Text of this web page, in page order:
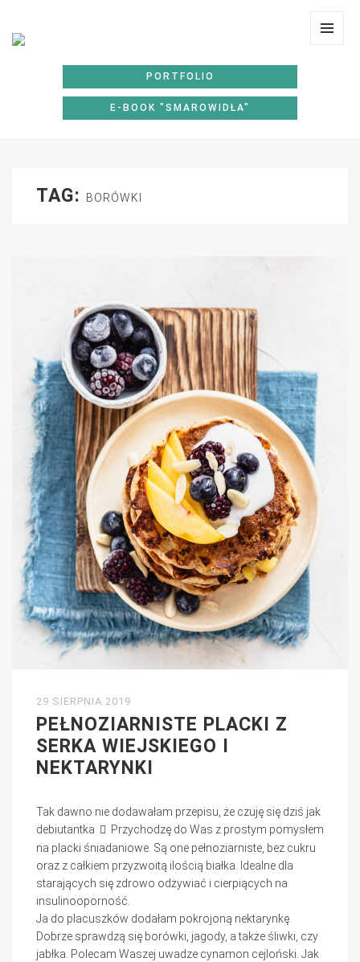
PORTFOLIO
E-BOOK "SMAROWIDŁA"
TAG: BORÓWKI
29 SIERPNIA 2019
PEŁNOZIARNISTE PLACKI Z
SERKA WIEJSKIEGO I
NEKTARYNKI
Tak dawno nie dodawałam przepisu, że czuję się dziś jak
debiutantka
Przychodzę do Was z prostym pomysłem
na placki śniadaniowe. Są one pełnoziarniste, bez cukru
oraz z całkiem przyzwoitą ilością białka. Idealne dla
starających się zdrowo odżywiać i cierpiących na
insulinooporność.
Ja do placuszków dodałam pokrojoną nektarynkę.
Dobrze sprawdzą się borówki, jagody, a także śliwki, czy
jabłka. Polecam Waszej uwadze cynamon cejloński. Jak